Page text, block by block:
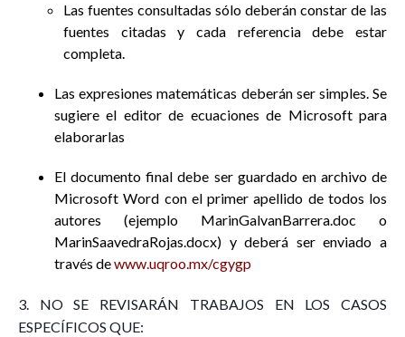
Las fuentes consultadas sólo deberán constar de las
fuentes citadas y cada referencia debe estar
completa.
Las expresiones matemáticas deberán ser simples. Se
sugiere el editor de ecuaciones de Microsoft para
elaborarlas
El documento final debe ser guardado en archivo de
Microsoft Word con el primer apellido de todos los
autores (ejemplo MarinGalvanBarrera.doc o
MarinSaavedraRojas.docx) y deberá ser enviado a
través dewww.uqroo.mx/cgygp
3. NO SE REVISARÁN TRABAJOS EN LOS CASOS
ESPECÍFICOS QUE: